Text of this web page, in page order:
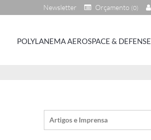
Orçamento (0)
Newsletter
POLYLANEMA AEROSPACE & DEFENSE